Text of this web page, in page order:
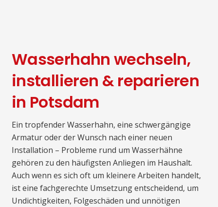
Wasserhahn wechseln,
installieren & reparieren
in Potsdam
Ein tropfender Wasserhahn, eine schwergängige
Armatur oder der Wunsch nach einer neuen
Installation – Probleme rund um Wasserhähne
gehören zu den häufigsten Anliegen im Haushalt.
Auch wenn es sich oft um kleinere Arbeiten handelt,
ist eine fachgerechte Umsetzung entscheidend, um
Undichtigkeiten, Folgeschäden und unnötigen